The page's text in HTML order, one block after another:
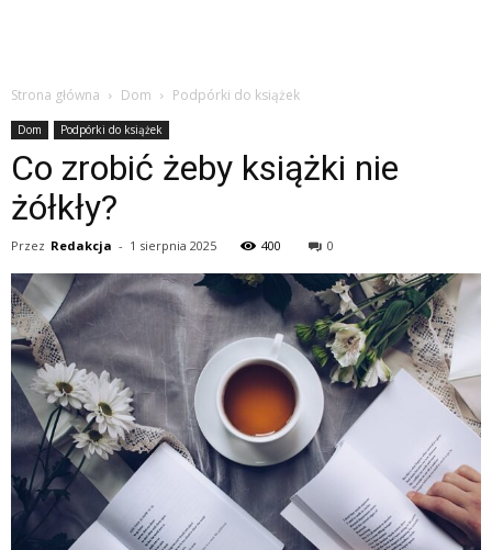
Strona główna Dom Podpórki do książek
Dom Podpórki do książek
Co zrobić żeby książki nie
żółkły?
Przez Redakcja - 1 sierpnia 2025 400 0